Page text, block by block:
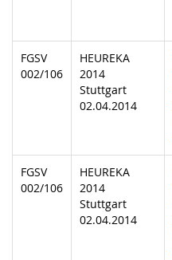
FGSV
002/106
HEUREKA
2014
Stuttgart
02.04.2014
FGSV
002/106
HEUREKA
2014
Stuttgart
02.04.2014